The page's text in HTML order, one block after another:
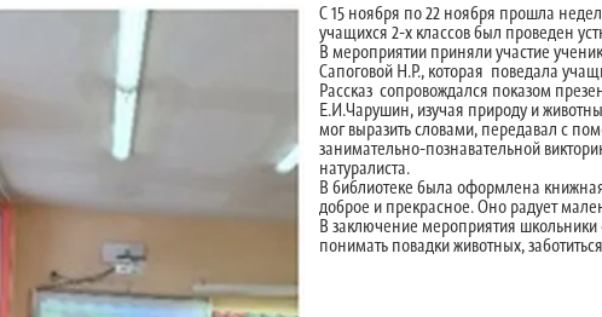
С 15 ноября по 22 ноября прошла
учащихся 2-х классов был проведен
В мероприятии приняли участие
Сапоговой Н.Р., которая поведала
Рассказ сопровождался показом
Е.И.Чарушин, изучая природу и
мог выразить словами, передавал с
занимательно-познавательной
натуралиста.
В библиотеке была оформлена
доброе и прекрасное. Оно радует
В заключение мероприятия школьники
понимать повадки животных,